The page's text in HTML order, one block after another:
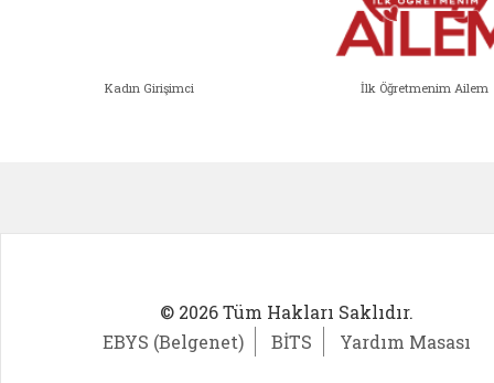
Kadın Girişimci İlk Öğretmenim Ailem
© 2026 Tüm Hakları Saklıdır.
EBYS (Belgenet)
BİTS Yardım Masası